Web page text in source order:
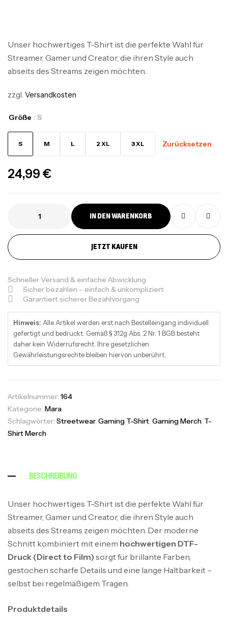
Unser hochwertiges T-Shirt ist die perfekte Wahl für
Streamer, Gamer und Creator, die ihren Style auch
abseits des Streams zeigen möchten.
zzgl. Versandkosten
Größe : S
S M L 2 XL 3 XL Zurücksetzen
24,99 €
IN DEN WARENKORB
JETZT KAUFEN
Schneller Versand & einfache Abwicklung
Sicher bezahlen – einfach & unkompliziert
Garantiert sicherer Bezahlvorgang
Hinweis: Alle Artikel werden erst nach Bestelleingang individuell
gefertigt und bedruckt. Gemäß § 312g Abs. 2 Nr. 1 BGB besteht
daher kein Widerrufsrecht. Ihre gesetzlichen
Gewährleistungsrechte bleiben hiervon unberührt.
Artikelnummer: 164
Kategorie: Mara
Schlagwörter: Streetwear, Gaming T-Shirt, Gaming Merch, T-
Shirt Merch
BESCHREIBUNG
Unser hochwertiges T-Shirt ist die perfekte Wahl für
Streamer, Gamer und Creator, die ihren Style auch
abseits des Streams zeigen möchten. Der moderne
Schnitt kombiniert mit einem hochwertigen DTF-
Druck (Direct to Film) sorgt für brillante Farben,
gestochen scharfe Details und eine lange Haltbarkeit –
selbst bei regelmäßigem Tragen.
Produktdetails